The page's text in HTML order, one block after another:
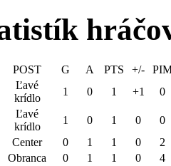
POST G A PTS +/-
Ľavé
krídlo
1 0 1 +1 0
Ľavé
krídlo
1 0 1 0
0
Center 0 1 1 0
2
Obranca 0 1 1 0
4